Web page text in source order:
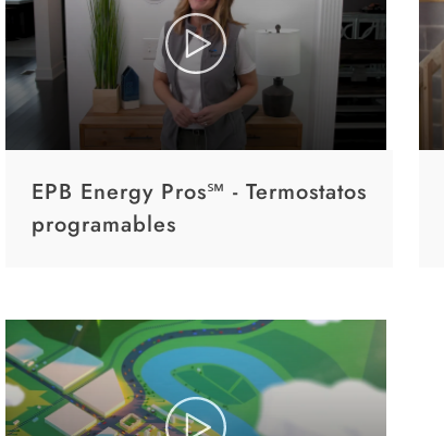
EPB Energy Pros℠ - Termostatos
programables